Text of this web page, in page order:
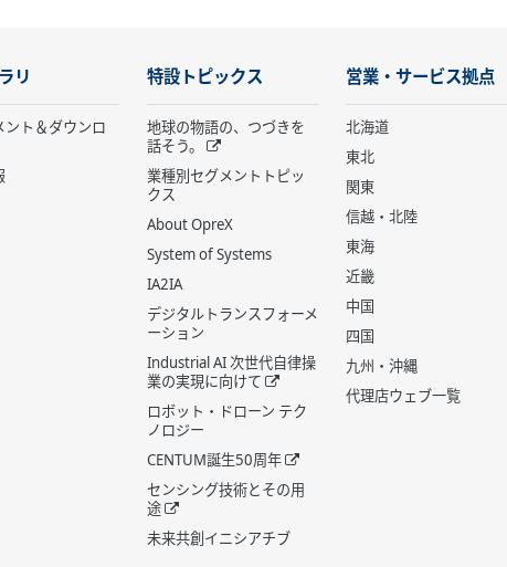
リ
ント＆ダウンロ
特設トピックス
地球の物語の、つづきを
話そう。
業種別セグメントトピッ
クス
About OpreX
System of Systems
IA2IA
デジタルトランスフォーメ
ーション
Industrial AI 次世代自律操
業の実現に向けて
ロボット・ドローン テク
ノロジー
CENTUM誕生50周年
センシング技術とその用
途
未来共創イニシアチブ
営業・サービス拠点
北海道
東北
関東
信越・北陸
東海
近畿
中国
四国
九州・沖縄
代理店ウェブ一覧